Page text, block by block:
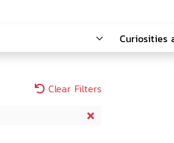
Clear Filters